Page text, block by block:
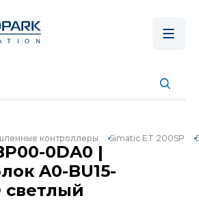
контроллеры Simatic ET 200SP
0DA0 |
A0-BU15-
светлый